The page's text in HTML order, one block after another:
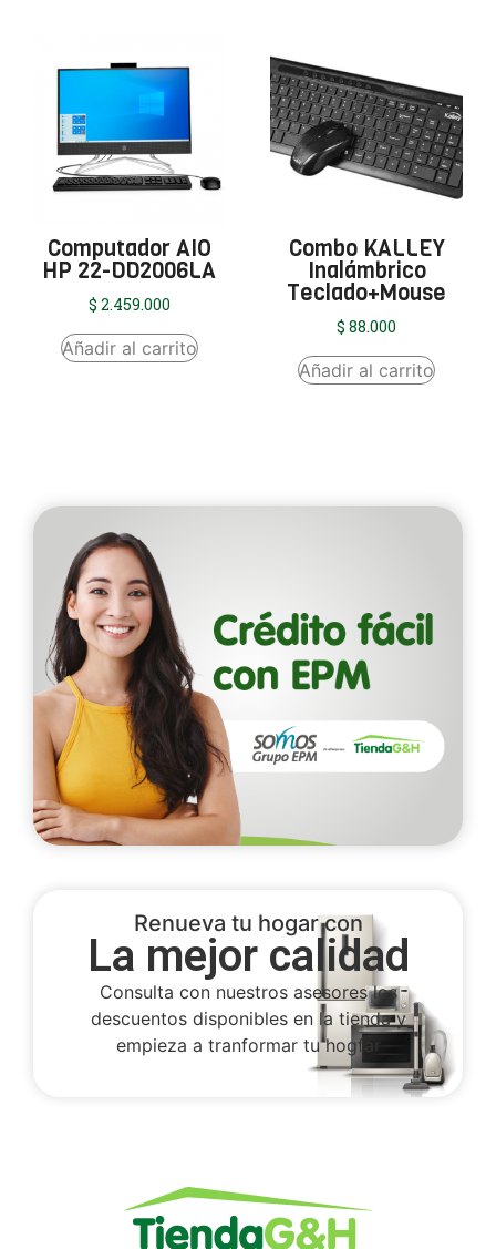
Computador AIO
HP 22-DD2006LA
$ 2.459.000
Añadir al carrito
Combo KALLEY
Inalámbrico
Teclado+Mouse
$ 88.000
Añadir al carrito
Renueva tu hogar con
La mejor calidad
Consulta con nuestros asesores los
descuentos disponibles en la tienda y
empieza a tranformar tu hogfar